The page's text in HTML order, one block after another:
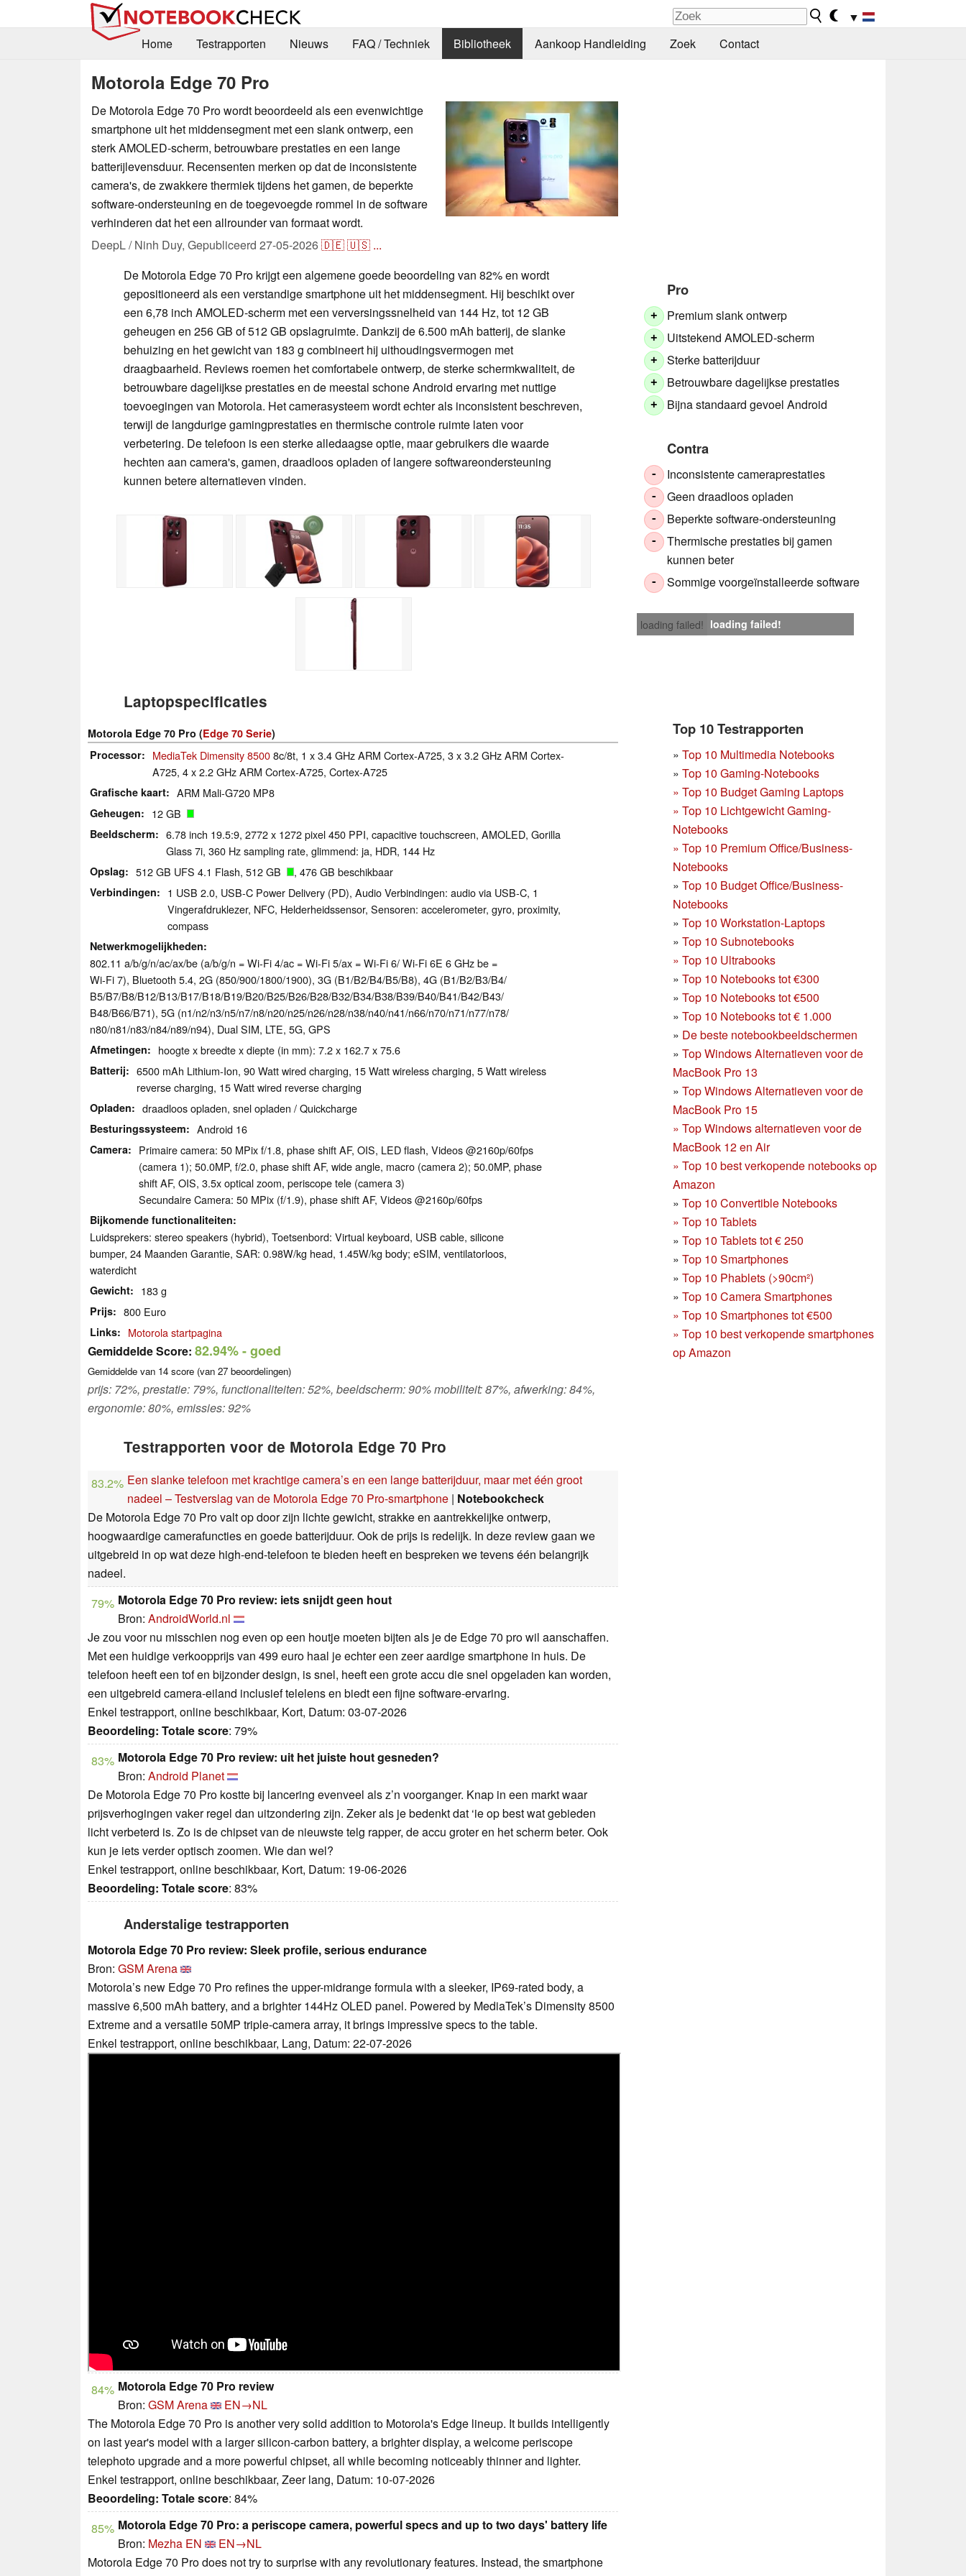
▼
Home
Testrapporten Nieuws FAQ / Techniek Bibliotheek Aankoop Handleiding Zoek Contact
Motorola Edge 70 Pro
De Motorola Edge 70 Pro wordt beoordeeld als een evenwichtige
smartphone uit het middensegment met een slank ontwerp, een
sterk AMOLED-scherm, betrouwbare prestaties en een lange
batterijlevensduur. Recensenten merken op dat de inconsistente
camera's, de zwakkere thermiek tijdens het gamen, de beperkte
software-ondersteuning en de toegevoegde rommel in de software
verhinderen dat het een allrounder van formaat wordt.
DeepL / Ninh Duy, Gepubliceerd 27-05-2026🇩🇪🇺🇸 ...
Pro
+ Premium slank ontwerp
+ Uitstekend AMOLED-scherm
+ Sterke batterijduur
+ Betrouwbare dagelijkse prestaties
+ Bijna standaard gevoel Android
Contra
- Inconsistente cameraprestaties
- Geen draadloos opladen
- Beperkte software-ondersteuning
-
Thermische prestaties bij gamen
kunnen beter
- Sommige voorgeïnstalleerde software
loading failed! loading failed!
De Motorola Edge 70 Pro krijgt een algemene goede beoordeling van 82% en wordt
gepositioneerd als een verstandige smartphone uit het middensegment. Hij beschikt over
een 6,78 inch AMOLED-scherm met een verversingssnelheid van 144 Hz, tot 12 GB
geheugen en 256 GB of 512 GB opslagruimte. Dankzij de 6.500 mAh batterij, de slanke
behuizing en het gewicht van 183 g combineert hij uithoudingsvermogen met
draagbaarheid. Reviews roemen het comfortabele ontwerp, de sterke schermkwaliteit, de
betrouwbare dagelijkse prestaties en de meestal schone Android ervaring met nuttige
toevoegingen van Motorola. Het camerasysteem wordt echter als inconsistent beschreven,
terwijl de langdurige gamingprestaties en thermische controle ruimte laten voor
verbetering. De telefoon is een sterke alledaagse optie, maar gebruikers die waarde
hechten aan camera's, gamen, draadloos opladen of langere softwareondersteuning
kunnen betere alternatieven vinden.
Top 10 Testrapporten
» Top 10 Multimedia Notebooks
» Top 10 Gaming-Notebooks
» Top 10 Budget Gaming Laptops
» Top 10 Lichtgewicht Gaming-
Notebooks
» Top 10 Premium Office/Business-
Notebooks
» Top 10 Budget Office/Business-
Notebooks
» Top 10 Workstation-Laptops
» Top 10 Subnotebooks
» Top 10 Ultrabooks
» Top 10 Notebooks tot €300
» Top 10 Notebooks tot €500
» Top 10 Notebooks tot € 1.000
» De beste notebookbeeldschermen
» Top Windows Alternatieven voor de
MacBook Pro 13
» Top Windows Alternatieven voor de
MacBook Pro 15
» Top Windows alternatieven voor de
MacBook 12 en Air
» Top 10 best verkopende notebooks op
Amazon
» Top 10 Convertible Notebooks
» Top 10 Tablets
» Top 10 Tablets tot € 250
» Top 10 Smartphones
» Top 10 Phablets (>90cm²)
» Top 10 Camera Smartphones
» Top 10 Smartphones tot €500
» Top 10 best verkopende smartphones
op Amazon
Laptopspecificaties
Motorola Edge 70 Pro (Edge 70 Serie)
Processor
MediaTek Dimensity 85008c/8t, 1 x 3.4 GHz ARM Cortex-A725, 3 x 3.2 GHz ARM Cortex-
A725, 4 x 2.2 GHz ARM Cortex-A725, Cortex-A725
Grafische kaart ARM Mali-G720 MP8
Geheugen 12 GB
Beeldscherm
6.78 inch 19.5:9, 2772 x 1272 pixel 450 PPI, capacitive touchscreen, AMOLED, Gorilla
Glass 7i, 360 Hz sampling rate, glimmend: ja, HDR, 144 Hz
Opslag 512 GB UFS 4.1 Flash, 512 GB , 476 GB beschikbaar
Verbindingen
1 USB 2.0, USB-C Power Delivery (PD), Audio Verbindingen: audio via USB-C, 1
Vingerafdruklezer, NFC, Helderheidssensor, Sensoren: accelerometer, gyro, proximity,
compass
Netwerkmogelijkheden
802.11 a/​b/​g/​n/​ac/​ax/​be (a/b/g/n = Wi-Fi 4/ac = Wi-Fi 5/ax = Wi-Fi 6/ Wi-Fi 6E 6 GHz be =
Wi-Fi 7), Bluetooth 5.4, 2G (850/​900/​1800/​1900), 3G (B1/​B2/​B4/​B5/​B8), 4G (B1/​B2/​B3/​B4/​
B5/​B7/​B8/​B12/​B13/​B17/​B18/​B19/​B20/​B25/​B26/​B28/​B32/​B34/​B38/​B39/​B40/​B41/​B42/​B43/​
B48/​B66/​B71), 5G (n1/​n2/​n3/​n5/​n7/​n8/​n20/​n25/​n26/​n28/​n38/​n40/​n41/​n66/​n70/​n71/​n77/​n78/​
n80/​n81/​n83/​n84/​n89/​n94), Dual SIM, LTE, 5G, GPS
Afmetingen hoogte x breedte x diepte (in mm): 7.2 x 162.7 x 75.6
Batterij
6500 mAh Lithium-Ion, 90 Watt wired charging, 15 Watt wireless charging, 5 Watt wireless
reverse charging, 15 Watt wired reverse charging
Opladen draadloos opladen, snel opladen / Quickcharge
Besturingssysteem Android 16
Camera
Primaire camera: 50 MPix f/​1.8, phase shift AF, OIS, LED flash, Videos @2160p/​60fps
(camera 1); 50.0MP, f/​2.0, phase shift AF, wide angle, macro (camera 2); 50.0MP, phase
shift AF, OIS, 3.5x optical zoom, periscope tele (camera 3)
Secundaire Camera: 50 MPix (f/1.9), phase shift AF, Videos @2160p/​60fps
Bijkomende functionaliteiten
Luidsprekers: stereo speakers (hybrid), Toetsenbord: Virtual keyboard, USB cable, silicone
bumper, 24 Maanden Garantie, SAR: 0.98W/​kg head, 1.45W/​kg body; eSIM, ventilatorloos,
waterdicht
Gewicht 183 g
Prijs 800 Euro
Links Motorola startpagina
Gemiddelde Score: 82.94%- goed
Gemiddelde van 14 score (van 27 beoordelingen)
prijs: 72%, prestatie: 79%, functionaliteiten: 52%, beeldscherm: 90% mobiliteit: 87%, afwerking: 84%,
ergonomie: 80%, emissies: 92%
Testrapporten voor de Motorola Edge 70 Pro
83.2% Een slanke telefoon met krachtige camera’s en een lange batterijduur, maar met één groot
nadeel – Testverslag van de Motorola Edge 70 Pro-smartphone | Notebookcheck
De Motorola Edge 70 Pro valt op door zijn lichte gewicht, strakke en aantrekkelijke ontwerp,
hoogwaardige camerafuncties en goede batterijduur. Ook de prijs is redelijk. In deze review gaan we
uitgebreid in op wat deze high-end-telefoon te bieden heeft en bespreken we tevens één belangrijk
nadeel.
79% Motorola Edge 70 Pro review: iets snijdt geen hout
Bron: AndroidWorld.nl
Je zou voor nu misschien nog even op een houtje moeten bijten als je de Edge 70 pro wil aanschaffen.
Met een huidige verkoopprijs van 499 euro haal je echter een zeer aardige smartphone in huis. De
telefoon heeft een tof en bijzonder design, is snel, heeft een grote accu die snel opgeladen kan worden,
een uitgebreid camera-eiland inclusief telelens en biedt een fijne software-ervaring.
Enkel testrapport, online beschikbaar, Kort, Datum: 03-07-2026
Beoordeling: Totale score: 79%
83% Motorola Edge 70 Pro review: uit het juiste hout gesneden?
Bron: Android Planet
De Motorola Edge 70 Pro kostte bij lancering evenveel als z’n voorganger. Knap in een markt waar
prijsverhogingen vaker regel dan uitzondering zijn. Zeker als je bedenkt dat ‘ie op best wat gebieden
licht verbeterd is. Zo is de chipset van de nieuwste telg rapper, de accu groter en het scherm beter. Ook
kun je iets verder optisch zoomen. Wie dan wel?
Enkel testrapport, online beschikbaar, Kort, Datum: 19-06-2026
Beoordeling: Totale score: 83%
Anderstalige testrapporten
Motorola Edge 70 Pro review: Sleek profile, serious endurance
Bron: GSM Arena
Motorola’s new Edge 70 Pro refines the upper-midrange formula with a sleeker, IP69-rated body, a
massive 6,500 mAh battery, and a brighter 144Hz OLED panel. Powered by MediaTek’s Dimensity 8500
Extreme and a versatile 50MP triple-camera array, it brings impressive specs to the table.
Enkel testrapport, online beschikbaar, Lang, Datum: 22-07-2026
84% Motorola Edge 70 Pro review
Bron: GSM Arena
EN→NL
The Motorola Edge 70 Pro is another very solid addition to Motorola's Edge lineup. It builds intelligently
on last year's model with a larger silicon-carbon battery, a brighter display, a welcome periscope
telephoto upgrade and a more powerful chipset, all while becoming noticeably thinner and lighter.
Enkel testrapport, online beschikbaar, Zeer lang, Datum: 10-07-2026
Beoordeling: Totale score: 84%
85% Motorola Edge 70 Pro: a periscope camera, powerful specs and up to two days' battery life
Bron: Mezha EN
EN→NL
Motorola Edge 70 Pro does not try to surprise with any revolutionary features. Instead, the smartphone